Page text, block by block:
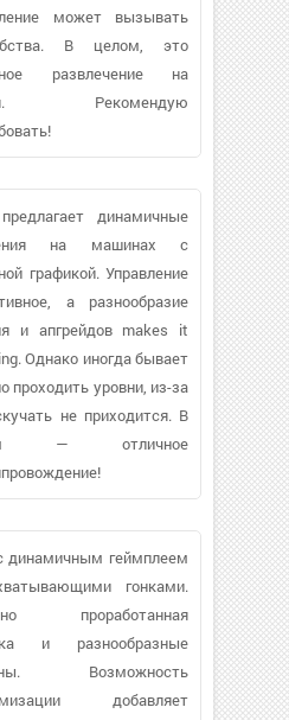
может вызывать
В целом, это
развлечение на
Рекомендую
динамичные
на машинах с
графикой. Управление
а разнообразие
и апгрейдов makes it
Однако иногда бывает
проходить уровни, из-за
не приходится. В
— отличное
динамичным геймплеем
гонками.
проработанная
и разнообразные
Возможность
добавляет